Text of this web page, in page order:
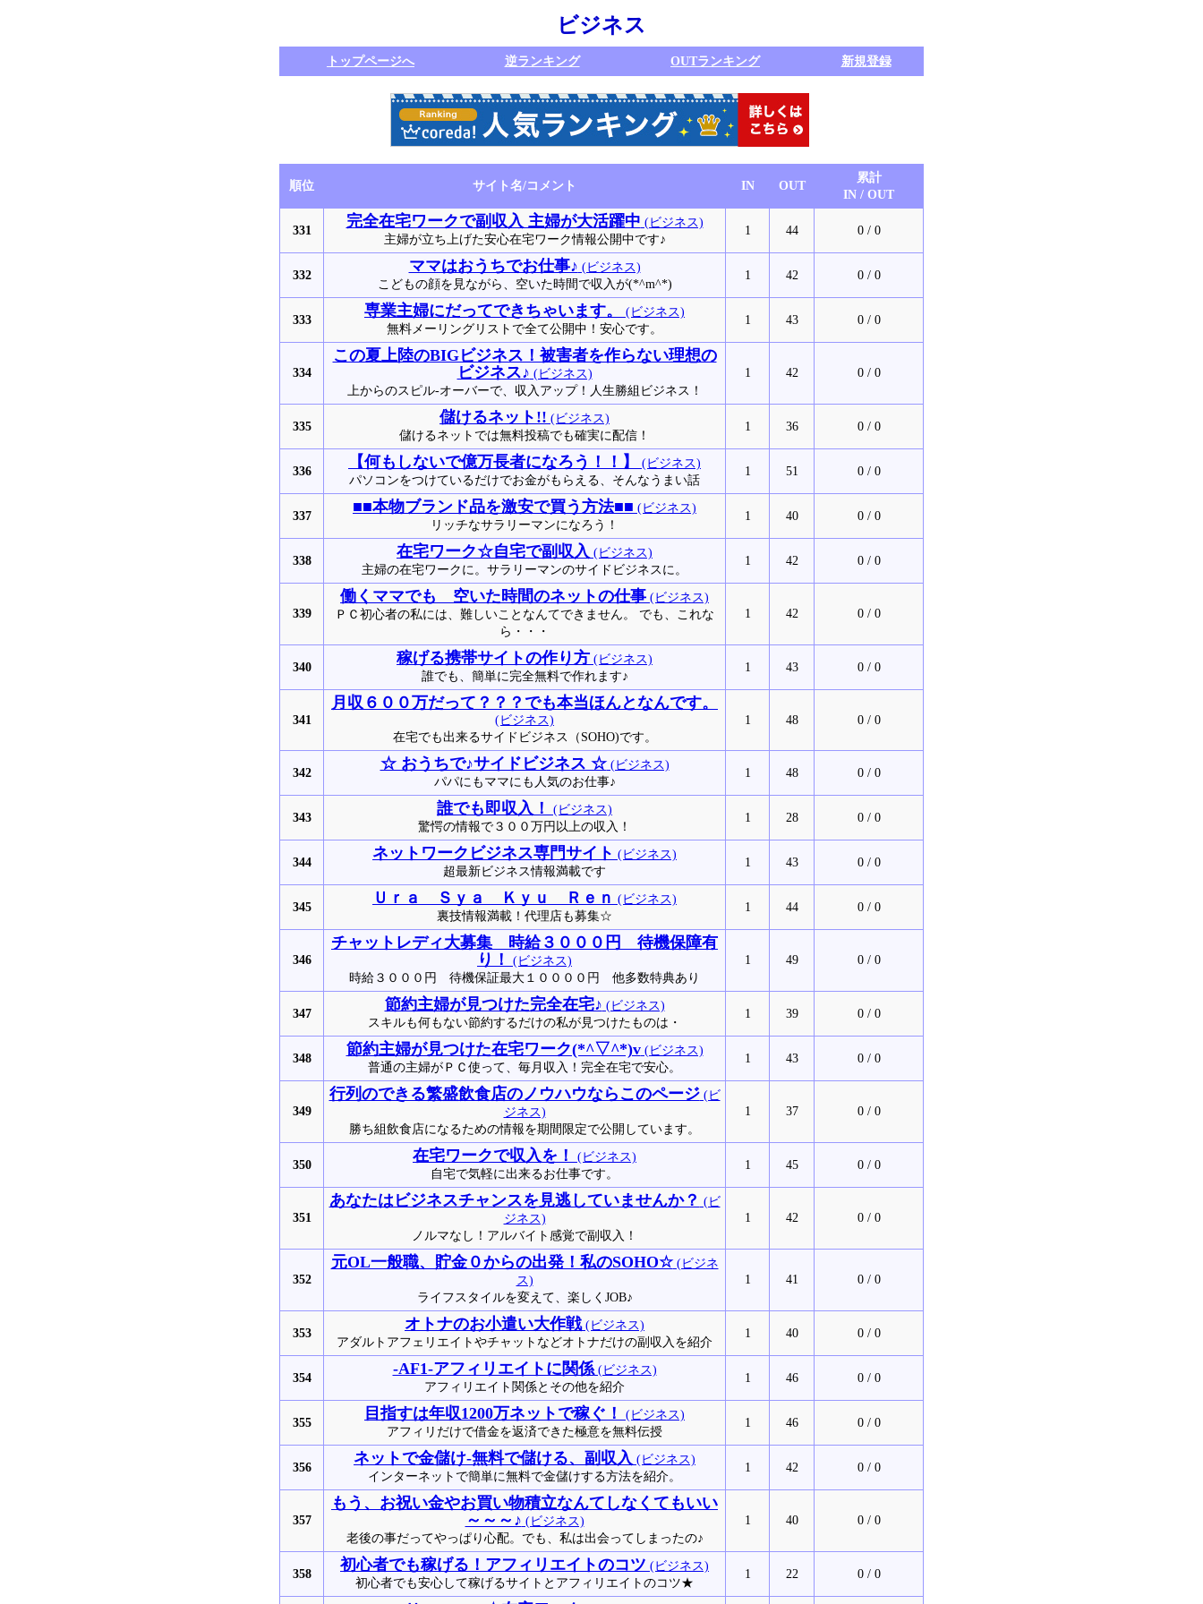
ビジネス
トップページへ 逆ランキング OUTランキング 新規登録
順位 サイト名/コメント IN OUT
累計
IN / OUT
331
完全在宅ワークで副収入 主婦が大活躍中 (ビジネス)
主婦が立ち上げた安心在宅ワーク情報公開中です♪
1 44 0 / 0
332
ママはおうちでお仕事♪ (ビジネス)
こどもの顔を見ながら、空いた時間で収入が(*^m^*)
1 42 0 / 0
333
専業主婦にだってできちゃいます。
(ビジネス)
無料メーリングリストで全て公開中！安心です。
1 43 0 / 0
334
この夏上陸のBIGビジネス！被害者を作らない理想の
ビジネス♪ (ビジネス)
上からのスピル-オーバーで、収入アップ！人生勝組ビジネス！
1 42 0 / 0
335
儲けるネット!! (ビジネス)
儲けるネットでは無料投稿でも確実に配信！
1 36 0 / 0
336
【何もしないで億万長者になろう！！】
(ビジネス)
パソコンをつけているだけでお金がもらえる、そんなうまい話
1 51 0 / 0
337
■■本物ブランド品を激安で買う方法■■ (ビジネス)
リッチなサラリーマンになろう！
1 40 0 / 0
338
在宅ワーク☆自宅で副収入 (ビジネス)
主婦の在宅ワークに。サラリーマンのサイドビジネスに。
1 42 0 / 0
339
働くママでも 空いた時間のネットの仕事 (ビジネス)
ＰＣ初心者の私には、難しいことなんてできません。 でも、これな
ら・・・
1 42 0 / 0
340
稼げる携帯サイトの作り方 (ビジネス)
誰でも、簡単に完全無料で作れます♪
1 43 0 / 0
341
月収６００万だって？？？でも本当ほんとなんです。
(ビジネス)
在宅でも出来るサイドビジネス（SOHO)です。
1 48 0 / 0
342
☆ おうちで♪サイドビジネス ☆(ビジネス)
パパにもママにも人気のお仕事♪
1 48 0 / 0
343
誰でも即収入！
(ビジネス)
驚愕の情報で３００万円以上の収入！
1 28 0 / 0
344
ネットワークビジネス専門サイト (ビジネス)
超最新ビジネス情報満載です
1 43 0 / 0
345
Ｕｒａ Ｓｙａ Ｋｙｕ Ｒｅｎ (ビジネス)
裏技情報満載！代理店も募集☆
1 44 0 / 0
346
チャットレディ大募集 時給３０００円 待機保障有
り！
(ビジネス)
時給３０００円 待機保証最大１００００円 他多数特典あり
1 49 0 / 0
347
節約主婦が見つけた完全在宅♪ (ビジネス)
スキルも何もない節約するだけの私が見つけたものは・
1 39 0 / 0
348
節約主婦が見つけた在宅ワーク(*^▽^*)v(ビジネス)
普通の主婦がＰＣ使って、毎月収入！完全在宅で安心。
1 43 0 / 0
349
行列のできる繁盛飲食店のノウハウならこのページ(ビ
ジネス)
勝ち組飲食店になるための情報を期間限定で公開しています。
1 37 0 / 0
350
在宅ワークで収入を！
(ビジネス)
自宅で気軽に出来るお仕事です。
1 45 0 / 0
351
あなたはビジネスチャンスを見逃していませんか？ (ビ
ジネス)
ノルマなし！アルバイト感覚で副収入！
1 42 0 / 0
352
元OL一般職、貯金０からの出発！私のSOHO☆(ビジネ
ス)
ライフスタイルを変えて、楽しくJOB♪
1 41 0 / 0
353
オトナのお小遣い大作戦(ビジネス)
アダルトアフェリエイトやチャットなどオトナだけの副収入を紹介
1 40 0 / 0
354
-AF1-アフィリエイトに関係(ビジネス)
アフィリエイト関係とその他を紹介
1 46 0 / 0
355
目指すは年収1200万ネットで稼ぐ！
(ビジネス)
アフィリだけで借金を返済できた極意を無料伝授
1 46 0 / 0
356
ネットで金儲け-無料で儲ける、副収入 (ビジネス)
インターネットで簡単に無料で金儲けする方法を紹介。
1 42 0 / 0
357
もう、お祝い金やお買い物積立なんてしなくてもいい
～～～♪ (ビジネス)
老後の事だってやっぱり心配。でも、私は出会ってしまったの♪
1 40 0 / 0
358
初心者でも稼げる！アフィリエイトのコツ (ビジネス)
初心者でも安心して稼げるサイトとアフィリエイトのコツ★
1 22 0 / 0